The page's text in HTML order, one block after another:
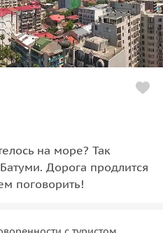
на море? Так
Дорога продлится
поговорить!